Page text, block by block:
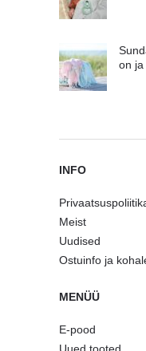
on ja
INFO
Meist
Uudised
Ostuinfo ja
MENÜÜ
E-pood